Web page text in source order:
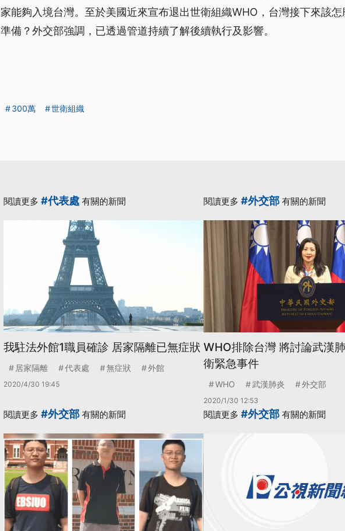
家能夠入境台灣。至於美國近來宣布退出世衛組織WHO，台灣接下來該
準備？外交部強調，已透過管道持續了解後續執行及影響。
300萬 世衛組織
閱讀更多 #代表處 有關的新聞
我駐法外館1職員確診 居家隔離已無症狀
居家隔離 代表處 無症狀 外館
2020/4/30 19:45
閱讀更多 #外交部 有關的新聞
WHO排除台灣 將討論武漢
衛緊急事件
WHO 武漢肺炎 外交部
2020/1/30 12:53
閱讀更多 #外交部 有關的新聞 閱讀更多 #外交部 有關的新聞